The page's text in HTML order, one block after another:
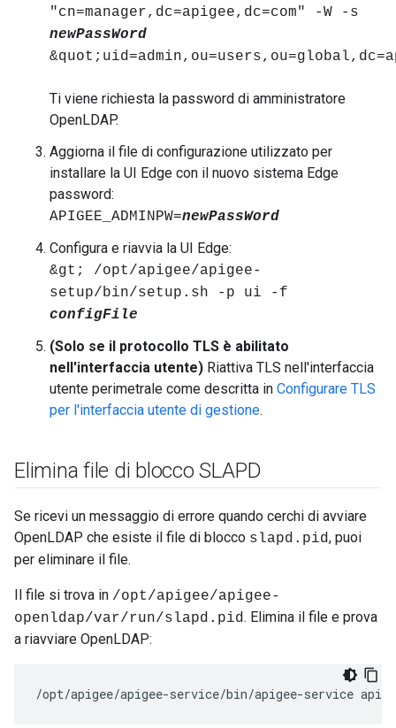
"cn=manager,dc=apigee,dc=com" -W -s
newPassWord
Ti viene richiesta la password di amministratore
OpenLDAP.
Aggiorna il file di configurazione utilizzato per
installare la UI Edge con il nuovo sistema Edge
password:
APIGEE_ADMINPW=newPassWord
Configura e riavvia la UI Edge:
&gt; /opt/apigee/apigee-
setup/bin/setup.sh -p ui -f
configFile
(Solo se il protocollo TLS è abilitato
nell'interfaccia utente) Riattiva TLS nell'interfaccia
utente perimetrale come descritta in Configurare TLS
per l'interfaccia utente di gestione.
Elimina file di blocco SLAPD
Se ricevi un messaggio di errore quando cerchi di avviare
OpenLDAP che esiste il file di blocco slapd.pid, puoi
per eliminare il file.
Il file si trova in /opt/apigee/apigee-
openldap/var/run/slapd.pid. Elimina il file e prova
a riavviare OpenLDAP:
/opt/apigee/apigee-service/bin/apigee-service